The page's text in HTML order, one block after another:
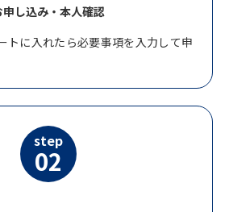
申し込み・本人確認
トに入れたら必要事項を入力して申
step
02